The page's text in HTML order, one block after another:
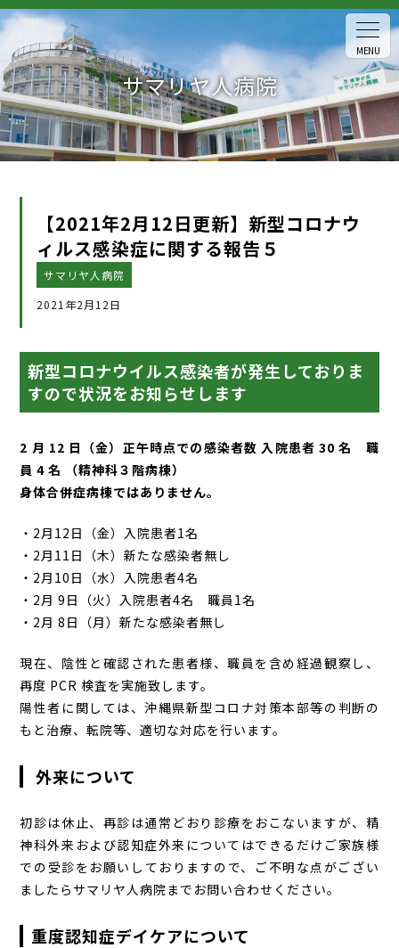
サマリヤ人病院
【2021年2月12日更新】新型コロナウ
ィルス感染症に関する報告５
サマリヤ人病院
2021年2月12日
新型コロナウイルス感染者が発生しておりま
すので状況をお知らせします
2 月 12 日（金）正午時点での感染者数 入院患者 30 名 職
員 4 名 （精神科３階病棟）
身体合併症病棟ではありません。
・2月12日（金）入院患者1名
・2月11日（木）新たな感染者無し
・2月10日（水）入院患者4名
・2月 9日（火）入院患者4名 職員1名
・2月 8日（月）新たな感染者無し
現在、陰性と確認された患者様、職員を含め経過観察し、
再度 PCR 検査を実施致します。
陽性者に関しては、沖縄県新型コロナ対策本部等の判断の
もと治療、転院等、適切な対応を行います。
外来について
初診は休止、再診は通常どおり診療をおこないますが、精
神科外来および認知症外来についてはできるだけご家族様
での受診をお願いしておりますので、ご不明な点がござい
ましたらサマリヤ人病院までお問い合わせください。
重度認知症デイケアについて
MENU